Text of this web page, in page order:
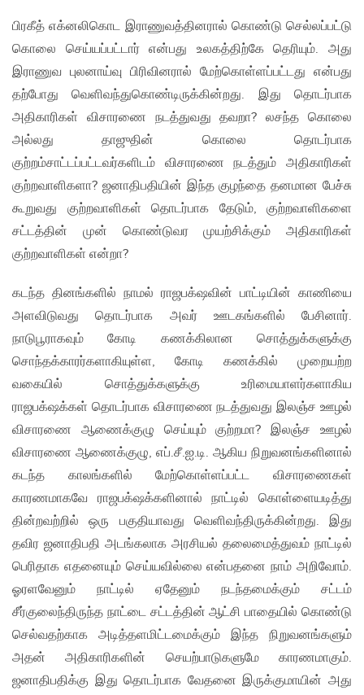
பிரகீத் எக்னலிகொட இராணுவத்தினரால் கொண்டு செல்லப்பட்டு
கொலை செய்யப்பட்டார் என்பது உலகத்திற்கே தெரியும். அது
இராணுவ புலனாய்வு பிரிவினரால் மேற்கொள்ளப்பட்டது என்பது
தற்போது வெளிவந்துகொண்டிருக்கின்றது. இது தொடர்பாக
அதிகாரிகள் விசாரணை நடத்துவது தவறா? லசந்த கொலை
அல்லது தாஜுதின் கொலை தொடர்பாக
குற்றம்சாட்டப்பட்டவர்களிடம் விசாரணை நடத்தும் அதிகாரிகள்
குற்றவாளிகளா? ஜனாதிபதியின் இந்த குழந்தை தனமான பேச்சு
கூறுவது குற்றவாளிகள் தொடர்பாக தேடும், குற்றவாளிகளை
சட்டத்தின் முன் கொண்டுவர முயற்சிக்கும் அதிகாரிகள்
குற்றவாளிகள் என்றா?
கடந்த தினங்களில் நாமல் ராஜபக்‌ஷவின் பாட்டியின் காணியை
அளவிடுவது தொடர்பாக அவர் ஊடகங்களில் பேசினார்.
நாடுபூராகவும் கோடி கணக்கிலான சொத்துக்களுக்கு
சொந்தக்காரர்களாகியுள்ள, கோடி கணக்கில் முறையற்ற
வகையில் சொத்துக்களுக்கு உரிமையாளர்களாகிய
ராஜபக்‌ஷக்கள் தொடர்பாக விசாரணை நடத்துவது இலஞ்ச ஊழல்
விசாரணை ஆணைக்குழு செய்யும் குற்றமா? இலஞ்ச ஊழல்
விசாரணை ஆணைக்குழு, எப்.சீ.ஐ.டி. ஆகிய நிறுவனங்களினால்
கடந்த காலங்களில் மேற்கொள்ளப்பட்ட விசாரணைகள்
காரணமாகவே ராஜபக்‌ஷக்களினால் நாட்டில் கொள்ளையடித்து
தின்றவற்றில் ஒரு பகுதியாவது வெளிவந்திருக்கின்றது. இது
தவிர ஜனாதிபதி அடங்கலாக அரசியல் தலைமைத்துவம் நாட்டில்
பெரிதாக எதனையும் செய்யவில்லை என்பதனை நாம் அறிவோம்.
ஓரளவேனும் நாட்டில் ஏதேனும் நடந்தமைக்கும் சட்டம்
சீர்குலைந்திருந்த நாட்டை சட்டத்தின் ஆட்சி பாதையில் கொண்டு
செல்வதற்காக அடித்தளமிட்டமைக்கும் இந்த நிறுவனங்களும்
அதன் அதிகாரிகளின் செயற்பாடுகளுமே காரணமாகும்.
ஜனாதிபதிக்கு இது தொடர்பாக வேதனை இருக்குமாயின் அது